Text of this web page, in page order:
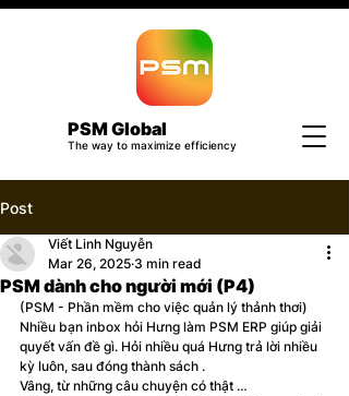
PSM Global
The way to maximize efficiency
Post
PSM dành cho người mới (P4)
Viết Linh Nguyễn
Mar 26, 2025 3 min read
(PSM - Phần mềm cho việc quản lý thảnh thơi)
Nhiều bạn inbox hỏi Hưng làm PSM ERP giúp giải
quyết vấn đề gì. Hỏi nhiều quá Hưng trả lời nhiều
kỳ luôn, sau đóng thành sách .
Vâng, từ những câu chuyện có thật …